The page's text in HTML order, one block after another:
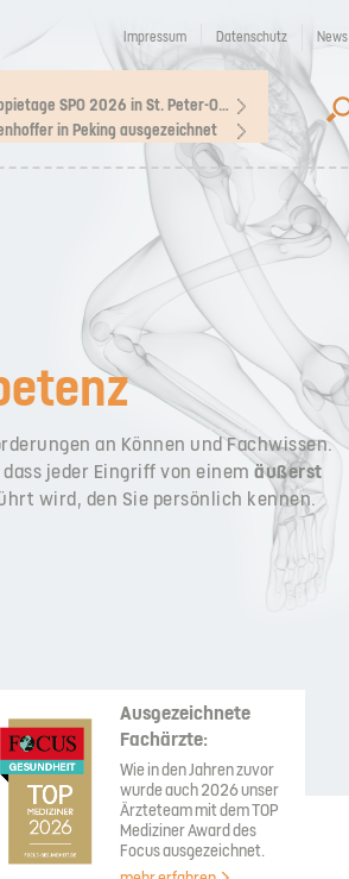
Impressum Datenschutz News
Arthroskopietage SPO 2026 in St. Peter-Ording
in Peking ausgezeichnet
an Können und Fachwissen.
jeder Eingriff von einemäußerst
wird, den Sie persönlich kennen.
Ausgezeichnete
Fachärzte:
Wie in den Jahren zuvor
wurde auch 2026 unser
Ärzteteam mit dem TOP
Mediziner Award des
Focus ausgezeichnet.